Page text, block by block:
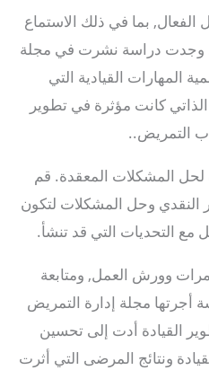
الفعال, بما في ذلك الاستماع
وجدت دراسة نشرت في مجلة
المهارات القيادية التي
كانت مؤثرة في تطوير
التمريض..
لحل المشكلات المعقدة. قم
النقدي وحل المشكلات لتكون
التحديات التي قد تنشأ.
وورش العمل, ومتابعة
أجرتها مجلة إدارة التمريض
القيادة أدت إلى تحسين
ونتائج المرضى التي أثرت